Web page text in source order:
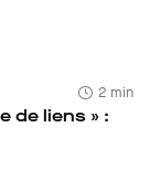
2 min
de liens » :